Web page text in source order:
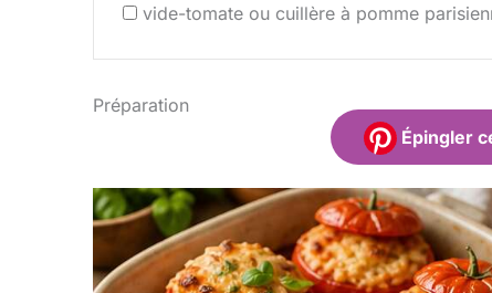
vide-tomate ou cuillère à pomme
Préparation
Épingler